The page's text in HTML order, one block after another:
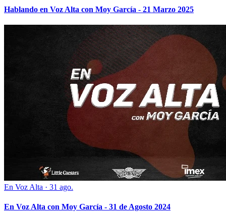
Hablando en Voz Alta con Moy García - 21 Marzo 2025
En Voz Alta · 31 ago.
En Voz Alta con Moy García - 31 de Agosto 2024